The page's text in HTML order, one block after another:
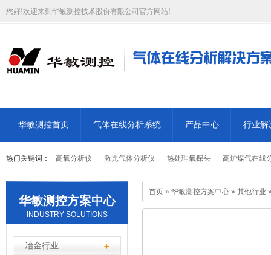
您好!欢迎来到华敏测控技术股份有限公司官方网站!
华敏测控首页 气体在线分析系统 产品中心 行业解
热门关键词： 高氧分析仪 激光气体分析仪 热处理氧探头 高炉煤气在线
华敏测控方案中心
INDUSTRY SOLUTIONS
冶金行业
首页 » 华敏测控方案中心 » 其他行业